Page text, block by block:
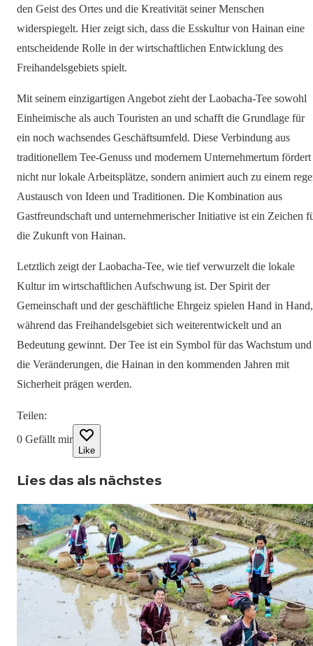
den Geist des Ortes und die Kreativität seiner Menschen
widerspiegelt. Hier zeigt sich, dass die Esskultur von Hainan eine
entscheidende Rolle in der wirtschaftlichen Entwicklung des
Freihandelsgebiets spielt.
Mit seinem einzigartigen Angebot zieht der Laobacha-Tee sowohl
Einheimische als auch Touristen an und schafft die Grundlage für
ein noch wachsendes Geschäftsumfeld. Diese Verbindung aus
traditionellem Tee-Genuss und modernem Unternehmertum fördert
nicht nur lokale Arbeitsplätze, sondern animiert auch zu einem
Austausch von Ideen und Traditionen. Die Kombination aus
Gastfreundschaft und unternehmerischer Initiative ist ein Zeichen
die Zukunft von Hainan.
Letztlich zeigt der Laobacha-Tee, wie tief verwurzelt die lokale
Kultur im wirtschaftlichen Aufschwung ist. Der Spirit der
Gemeinschaft und der geschäftliche Ehrgeiz spielen Hand in Hand,
während das Freihandelsgebiet sich weiterentwickelt und an
Bedeutung gewinnt. Der Tee ist ein Symbol für das Wachstum und
die Veränderungen, die Hainan in den kommenden Jahren mit
Sicherheit prägen werden.
Teilen:
0 Gefällt mir
Like
Lies das als nächstes